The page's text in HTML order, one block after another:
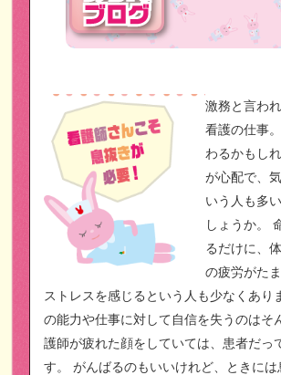
激務と言わ
看護の仕事。
わるかもし
が心配で、
いう人も多
しょうか。
るだけに、
の疲労がた
ストレスを感じるという人も少なくあり
の能力や仕事に対して自信を失うのはそ
護師が疲れた顔をしていては、患者だっ
す。
がんばるのもいいけれど、ときには